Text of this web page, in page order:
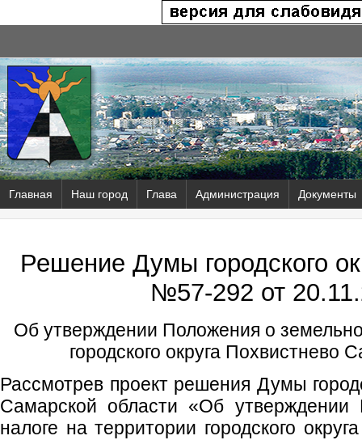
Главная Наш город Глава Администрация Документы
Решение Думы городского
№57-292 от
Об утверждении Положения о
городского округа Похвистнево
Рассмотрев проект решения Думы
Самарской области «Об
налоге на территории городского